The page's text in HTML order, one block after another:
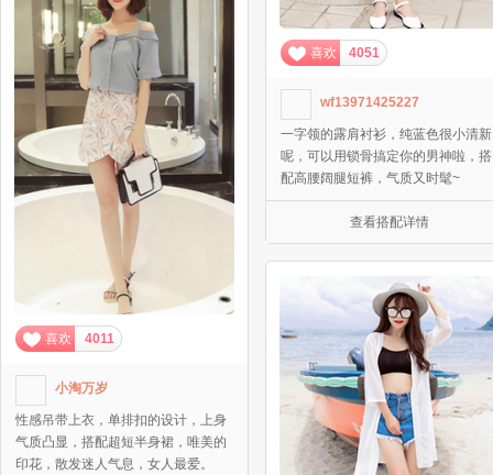
喜欢 4051
wf13971425227
一字领的露肩衬衫，纯蓝色很小清新
呢，可以用锁骨搞定你的男神啦，搭
配高腰阔腿短裤，气质又时髦~
查看搭配详情
喜欢 4011
小淘万岁
性感吊带上衣，单排扣的设计，上身
气质凸显，搭配超短半身裙，唯美的
印花，散发迷人气息，女人最爱。